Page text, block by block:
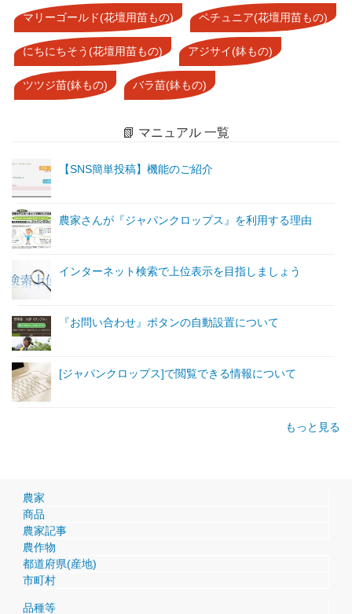
マリーゴールド(花壇用苗もの) ペチュニア(花壇用苗もの)
にちにちそう(花壇用苗もの) アジサイ(鉢もの)
ツツジ苗(鉢もの) バラ苗(鉢もの)
📗 マニュアル 一覧
【SNS簡単投稿】機能のご紹介
農家さんが『ジャパンクロップス』を利用する理由
インターネット検索で上位表示を目指しましょう
『お問い合わせ』ボタンの自動設置について
[ジャパンクロップス]で閲覧できる情報について
もっと見る
農家
商品
農家記事
農作物
都道府県(産地)
市町村
品種等